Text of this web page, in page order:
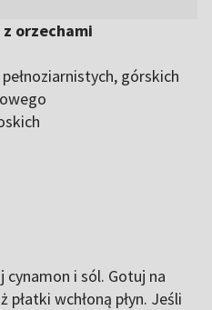
orzechami
górskich
cynamon i sól. Gotuj na
wchłoną płyn. Jeśli